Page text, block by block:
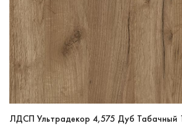
ЛДСП Ультрадекор 4,575 Дуб Табачный